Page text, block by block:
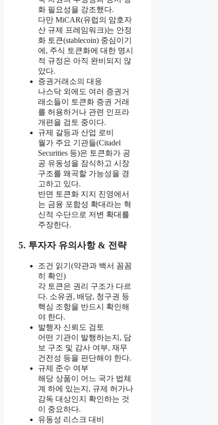
화 필요성을 강조했다.
다만 MiCAR(유럽의 암호자
산 규제 프레임워크)는 안정
화 토큰(stablecoin) 중심이기
에, 주식 토큰화에 대한 명시
적 규정은 아직 완비되지 않
았다.
증권거래소의 대응
나스닥 외에도 여러 증권거
래소들이 토큰화 증권 거래
를 허용하거나 관련 인프라
개편을 검토 중이다.
규제 갈등과 산업 로비
월가 주요 기관들(Citadel
Securities 등)은 토큰화가 공
공 유동성을 잠식하고 시장
구조를 왜곡할 가능성을 경
고하고 있다.
반면 토큰화 지지 진영에서
는 금융 포함성 확대라는 혁
신적 수단으로 저변 확대를
주장한다.
5. 투자자 유의사항 & 전략
조건 읽기(약관과 백서 꼼꼼
히 확인)
각 토큰은 권리 구조가 다르
다. 소유권, 배당, 청구권 등
핵심 조항을 반드시 확인해
야 한다.
발행자 신뢰도 검토
어떤 기관이 발행하는지, 담
보 구조 및 감사 여부, 재무
건전성 등을 판단해야 한다.
규제 준수 여부
해당 상품이 어느 국가 법체
계 하에 있는지, 규제 허가나
감독 대상인지 확인하는 것
이 중요하다.
유동성 리스크 대비